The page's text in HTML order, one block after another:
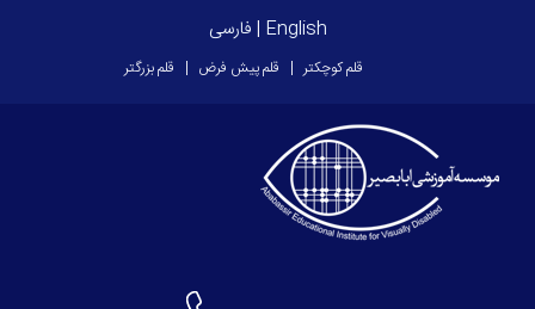
English
| فارسی
قلم بزرگتر قلم پیش فرض قلم کوچکتر